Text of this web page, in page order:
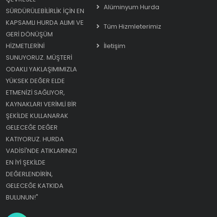
SÜRDÜRÜLEBILIRLIK IÇIN EN
KAPSAMLI HURDA ALIMI VE
GERI DÖNÜŞÜM
HIZMETLERINI
SUNUYORUZ. MÜŞTERI
ODAKLI YAKLAŞIMIMIZLA
YÜKSEK DEĞER ELDE
ETMENIZI SAĞLIYOR,
KAYNAKLARI VERIMLI BIR
ŞEKILDE KULLANARAK
GELECEĞE DEĞER
KATIYORUZ. HURDA
VADISI'NDE ATIKLARINIZI
EN IYI ŞEKILDE
DEĞERLENDIRIN,
GELECEĞE KATKIDA
BULUNUN!"
Alüminyum Hurda
Tüm Hizmleterimiz
İletişim